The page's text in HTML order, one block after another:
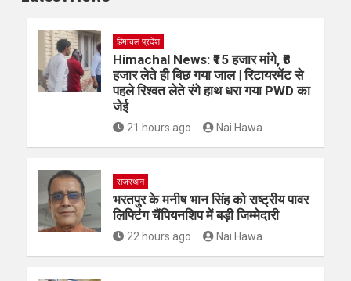
हिमाचल प्रदेश
Himachal News: ₹15 हजार मांगे, ₹8
हजार लेते ही बिछ गया जाल | रिटायरमेंट से
पहले रिश्वत लेते रंगे हाथ धरा गया PWD का
जेई
21 hours ago Nai Hawa
राजस्थान
भरतपुर के मनीष भान सिंह को राष्ट्रीय पावर
लिफ्टिंग चैंपियनशिप में बड़ी जिम्मेदारी
22 hours ago Nai Hawa